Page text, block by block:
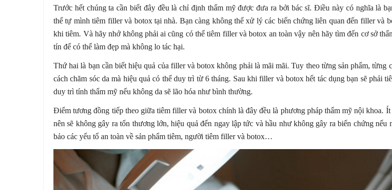
Trước hết chúng ta cần biết đây đều là chỉ định thẩm mỹ được đưa ra bởi bác sĩ. Điều này có nghĩa là
thể tự mình tiêm filler và botox tại nhà. Bạn càng không thể xử lý các biến chứng liên quan đến filler và
khi tiêm. Và hãy nhớ không phải ai cũng có thể tiêm filler và botox an toàn vậy nên hãy tìm đến cơ sở
tín để có thể làm đẹp mà không lo tác hại.
Thứ hai là bạn cần biết hiệu quả của filler và botox không phải là mãi mãi. Tuy theo từng sản phẩm, từng
cách chăm sóc da mà hiệu quả có thể duy trì từ 6 tháng. Sau khi filler và botox hết tác dụng bạn sẽ phải
duy trì tính thẩm mỹ nếu không da sẽ lão hóa như bình thường.
Điểm tương đồng tiếp theo giữa tiêm filler và botox chính là đây đều là phương pháp thẩm mỹ nội khoa. Ít
nên sẽ không gây ra tổn thương lớn, hiệu quả đến ngay lập tức và hầu như không gây ra biến chứng nếu
bảo các yếu tố an toàn về sản phẩm tiêm, người tiêm filler và botox…